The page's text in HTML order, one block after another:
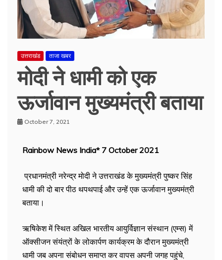
उत्तराखंड ताजा खबर
मोदी ने धामी को एक
ऊर्जावान मुख्यमंत्री बताया
October 7, 2021
Rainbow News India* 7 October 2021
प्रधानमंत्री नरेन्द्र मोदी ने उत्तराखंड के मुख्यमंत्री पुष्कर सिंह
धामी की दो बार पीठ थपथपाई और उन्हें एक ऊर्जावान मुख्यमंत्री
बताया।
ऋषिकेश में स्थित अखिल भारतीय आयुर्विज्ञान संस्थान (एम्स) में
ऑक्सीजन संयंत्रों के लोकार्पण कार्यक्रम के दौरान मुख्यमंत्री
धामी जब अपना संबोधन समाप्त कर वापस अपनी जगह पहुंचे,